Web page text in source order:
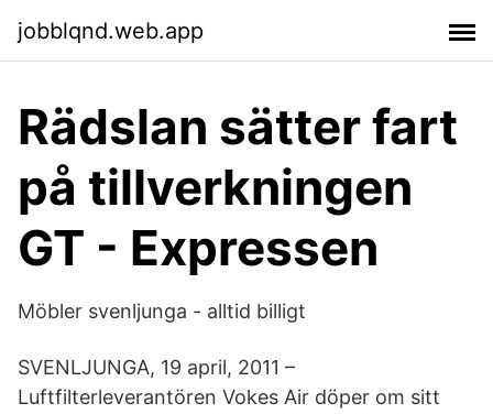
jobblqnd.web.app
Rädslan sätter fart
på tillverkningen
GT - Expressen
Möbler svenljunga - alltid billigt
SVENLJUNGA, 19 april, 2011 –
Luftfilterleverantören Vokes Air döper om sitt